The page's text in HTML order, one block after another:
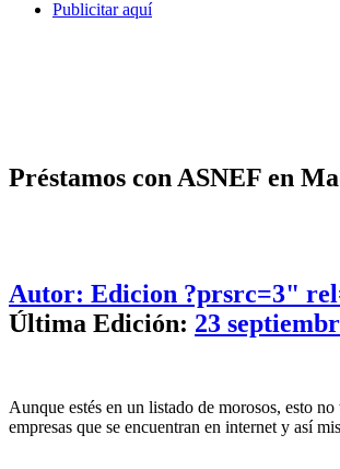
Publicitar aquí
Préstamos con ASNEF en
Autor: Edicion ?prsrc=3"
Última Edición: 23
Aunque estés en un listado de morosos, esto
empresas que se encuentran en internet y así